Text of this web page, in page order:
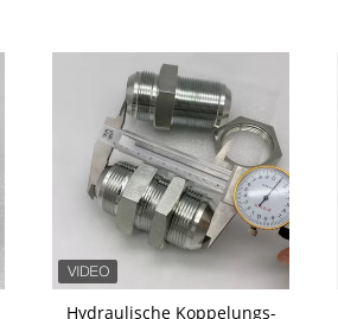
Hydraulische Koppelungs-